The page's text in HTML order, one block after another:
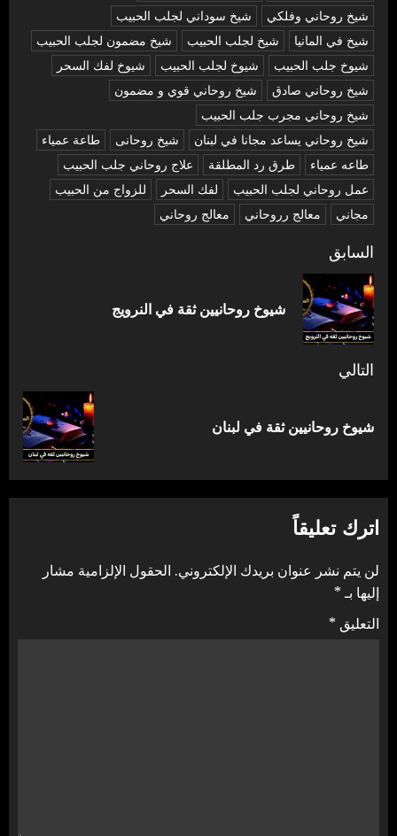
شيخ روحاني وفلكي
شيخ سوداني لجلب الحبيب
شيخ في المانيا
شيخ لجلب الحبيب
شيخ مضمون لجلب الحبيب
شيوخ جلب الحبيب
شيوخ لجلب الحبيب
شيوخ لفك السحر
شیخ روحاني صادق
شیخ روحاني قوي و مضمون
شیخ روحاني مجرب جلب الحبيب
شیخ روحاني يساعد مجانا في لبنان
شیخ روحانی
طاعة عمياء
طاعه عمياء
طرق رد المطلقة
علاج روحاني جلب الحبيب
عمل روحاني لجلب الحبيب
لفك السحر
للزواج من الحبيب
مجاني
معالج رروحاني معالج روحاني
تصفّح
المقالات
السابق
شيوخ روحانيين ثقة في النرويج
التالي
المقالة
شيوخ روحانيين ثقة في لبنان
اترك تعليقاً
لن يتم نشر عنوان بريدك الإلكتروني. الحقول الإلزامية مشار
إليها بـ*
التعليق *